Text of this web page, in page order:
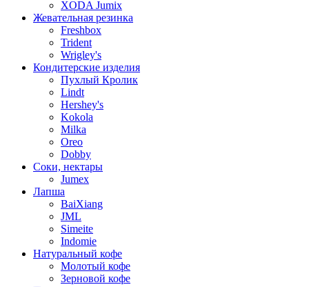
XODA Jumix
Жевательная резинка
Freshbox
Trident
Wrigley's
Кондитерские изделия
Пухлый Кролик
Lindt
Hershey's
Kokola
Milka
Oreo
Dobby
Соки, нектары
Jumex
Лапша
BaiXiang
JML
Simeite
Indomie
Натуральный кофе
Молотый кофе
Зерновой кофе